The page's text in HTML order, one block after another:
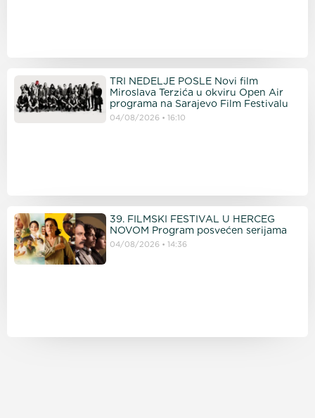
TRI NEDELJE POSLE Novi film
Miroslava Terzića u okviru Open Air
programa na Sarajevo Film Festivalu
04/08/2026 16:10
39. FILMSKI FESTIVAL U HERCEG
NOVOM Program posvećen serijama
04/08/2026 14:36